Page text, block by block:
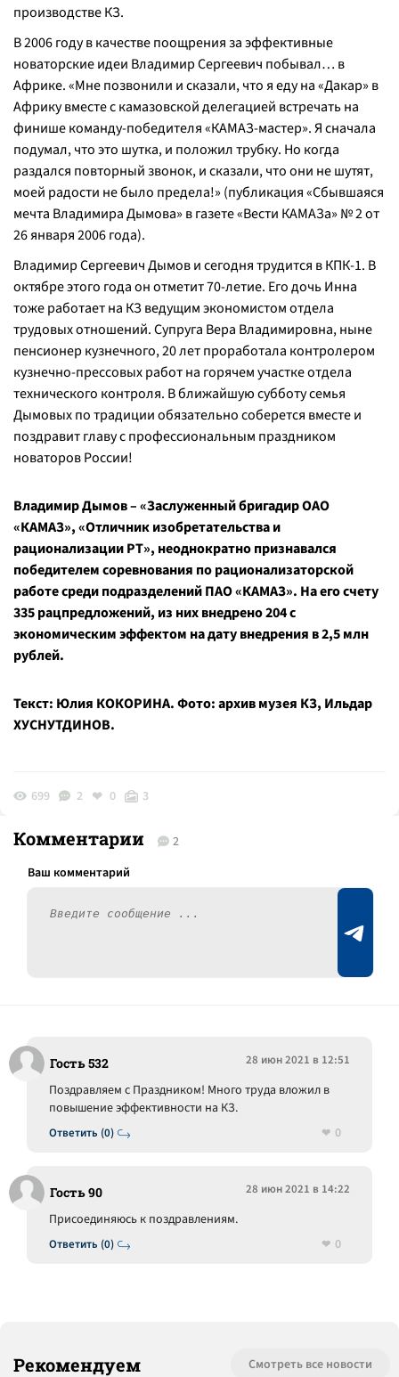
производстве КЗ.
В 2006 году в качестве поощрения за эффективные
новаторские идеи Владимир Сергеевич побывал… в
Африке. «Мне позвонили и сказали, что я еду на «Дакар» в
Африку вместе с камазовской делегацией встречать на
финише команду-победителя «КАМАЗ-мастер». Я сначала
подумал, что это шутка, и положил трубку. Но когда
раздался повторный звонок, и сказали, что они не шутят,
моей радости не было предела!» (публикация «Сбывшаяся
мечта Владимира Дымова» в газете «Вести КАМАЗа» № 2 от
26 января 2006 года).
Владимир Сергеевич Дымов и сегодня трудится в КПК-1. В
октябре этого года он отметит 70-летие. Его дочь Инна
тоже работает на КЗ ведущим экономистом отдела
трудовых отношений. Супруга Вера Владимировна, ныне
пенсионер кузнечного, 20 лет проработала контролером
кузнечно-прессовых работ на горячем участке отдела
технического контроля. В ближайшую субботу семья
Дымовых по традиции обязательно соберется вместе и
поздравит главу с профессиональным праздником
новаторов России!
Владимир Дымов – «Заслуженный бригадир ОАО
«КАМАЗ», «Отличник изобретательства и
рационализации РТ», неоднократно признавался
победителем соревнования по рационализаторской
работе среди подразделений ПАО «КАМАЗ». На его счету
335 рацпредложений, из них внедрено 204 с
экономическим эффектом на дату внедрения в 2,5 млн
рублей.
Текст: Юлия КОКОРИНА. Фото: архив музея КЗ, Ильдар
ХУСНУТДИНОВ.
699 2 0 3
Комментарии 2
Гость 532 28 июн 2021 в 12:51
Ответить (0)
Поздравляем с Праздником! Много труда вложил в
повышение эффективности на КЗ.
0
Гость 90 28 июн 2021 в 14:22
Ответить (0)
Присоединяюсь к поздравлениям.
0
Рекомендуем Смотреть все новости